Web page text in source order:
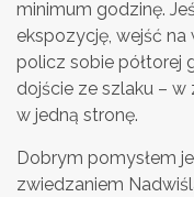
minimum godzinę.
ekspozycję, wejść
policz sobie półtorej
dojście ze szlaku –
w jedną stronę.
Dobrym pomysłem
zwiedzaniem